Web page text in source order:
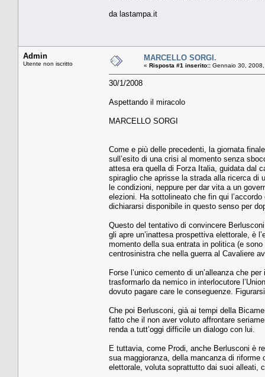
da lastampa.it
Admin
Utente non iscritto
MARCELLO SORGI.
« Risposta #1 inserito:: Gennaio 30,
30/1/2008
Aspettando il miracolo
MARCELLO SORGI
Come e più delle precedenti, la giornata
sull’esito di una crisi al momento senza
attesa era quella di Forza Italia, guidata dal
spiraglio che aprisse la strada alla ricerca di
le condizioni, neppure per dar vita a un
elezioni. Ha sottolineato che fin qui
dichiararsi disponibile in questo senso per
Questo del tentativo di convincere
gli apre un’inattesa prospettiva elettorale, è
momento della sua entrata in politica (e
centrosinistra che nella guerra al Cavaliere
Forse l’unico cemento di un’alleanza che
trasformarlo da nemico in interlocutore
dovuto pagare care le conseguenze.
Che poi Berlusconi, già ai tempi della
fatto che il non aver voluto affrontare
renda a tutt’oggi difficile un dialogo con lui.
E tuttavia, come Prodi, anche Berlusconi è
sua maggioranza, della mancanza di
elettorale, voluta soprattutto dai suoi alleati,